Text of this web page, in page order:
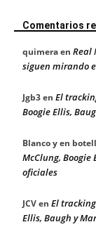
Comentarios
quimeraen Real
siguen mirando
Jgb3en El
Boogie Ellis,
Blanco y en
McClung,
oficiales
JCVen El
Ellis, Baugh y